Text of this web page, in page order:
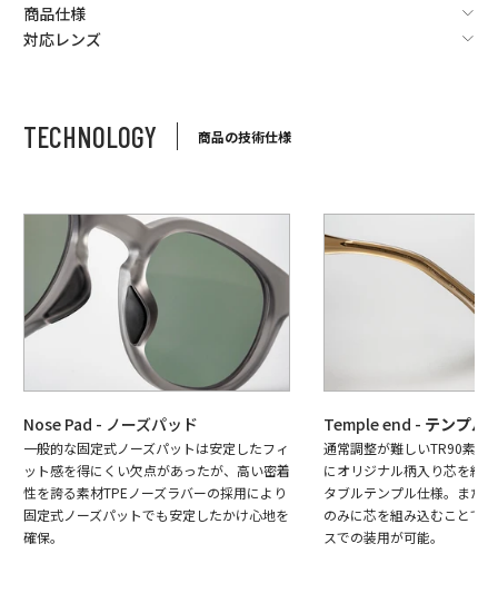
商品仕様
対応レンズ
TECHNOLOGY 商品の技術仕様
Nose Pad - ノーズパッド
一般的な固定式ノーズパットは安定したフィ
ット感を得にくい欠点があったが、高い密着
性を誇る素材TPEノーズラバーの採用により
固定式ノーズパットでも安定したかけ心地を
確保。
Temple end - テンプル
通常調整が難しいTR90素材
にオリジナル柄入り芯を組
タブルテンプル仕様。また
のみに芯を組み込むことで
スでの装用が可能。